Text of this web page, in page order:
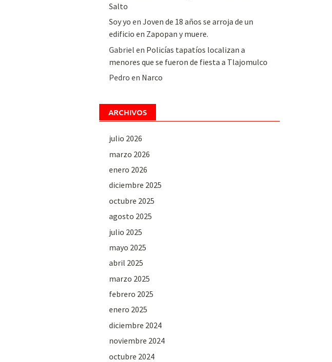
Salto
Soy yo en Joven de 18 años se arroja de un
edificio en Zapopan y muere.
Gabriel en Policías tapatíos localizan a
menores que se fueron de fiesta a Tlajomulco
Pedro en Narco
ARCHIVOS
julio 2026
marzo 2026
enero 2026
diciembre 2025
octubre 2025
agosto 2025
julio 2025
mayo 2025
abril 2025
marzo 2025
febrero 2025
enero 2025
diciembre 2024
noviembre 2024
octubre 2024